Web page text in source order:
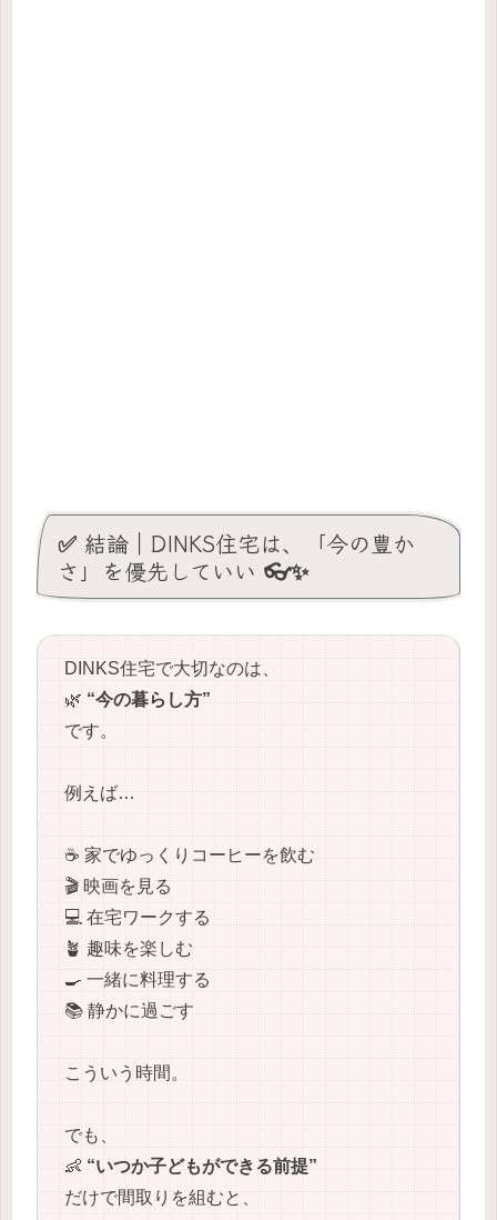
✅ 結論｜DINKS住宅は、「今の豊か
さ」を優先していい 👓✨
DINKS住宅で大切なのは、
🌿 “今の暮らし方”
です。
例えば…
☕ 家でゆっくりコーヒーを飲む
🎬 映画を見る
💻 在宅ワークする
🪴 趣味を楽しむ
🍳 一緒に料理する
📚 静かに過ごす
こういう時間。
でも、
👶 “いつか子どもができる前提”
だけで間取りを組むと、